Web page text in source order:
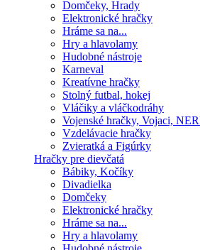
Domčeky, Hrady
Elektronické hračky
Hráme sa na...
Hry a hlavolamy
Hudobné nástroje
Karneval
Kreatívne hračky
Stolný futbal, hokej
Vláčiky a vláčkodráhy
Vojenské hračky, Vojaci,
Vzdelávacie hračky
Zvieratká a Figúrky
Hračky pre dievčatá
Bábiky, Kočíky
Divadielka
Domčeky
Elektronické hračky
Hráme sa na...
Hry a hlavolamy